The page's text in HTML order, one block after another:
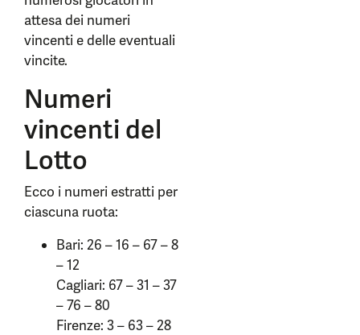
attesa dei numeri
vincenti e delle eventuali
vincite.
Numeri
vincenti del
Lotto
Ecco i numeri estratti per
ciascuna ruota:
Bari: 26 – 16 – 67 – 8
– 12
Cagliari: 67 – 31 – 37
– 76 – 80
Firenze: 3 – 63 – 28